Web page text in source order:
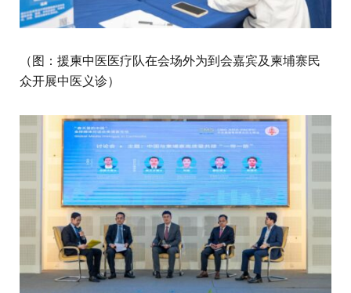
（图：援柬中医医疗队在会场外为到会嘉宾及柬埔寨民
众开展中医义诊）